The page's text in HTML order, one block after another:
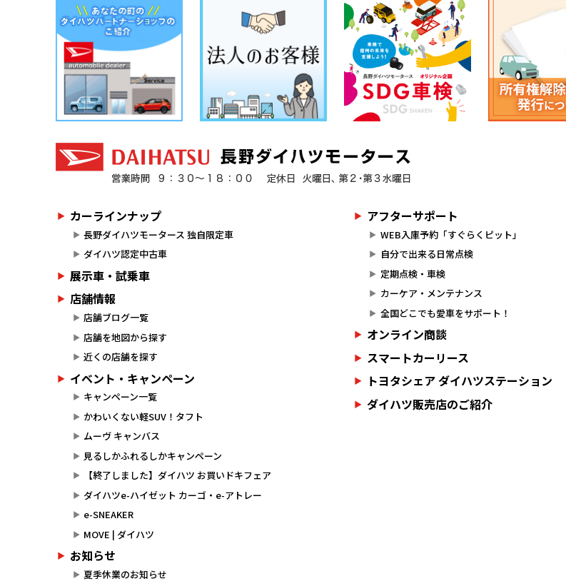
カーラインナップ
長野ダイハツモータース 独自限定車
ダイハツ認定中古車
展示車・試乗車
店舗情報
店舗ブログ一覧
店舗を地図から探す
近くの店舗を探す
イベント・キャンペーン
キャンペーン一覧
かわいくない軽SUV！タフト
ムーヴ キャンバス
見るしかふれるしかキャンペーン
【終了しました】ダイハツ お買いドキフェア
ダイハツe-ハイゼット カーゴ・e-アトレー
e-SNEAKER
MOVE | ダイハツ
お知らせ
夏季休業のお知らせ
アフターサポート
WEB入庫予約「すぐらくピット」
自分で出来る日常点検
定期点検・車検
カーケア・メンテナンス
全国どこでも愛車をサポート！
オンライン商談
スマートカーリース
トヨタシェア ダイハツステーション
ダイハツ販売店のご紹介